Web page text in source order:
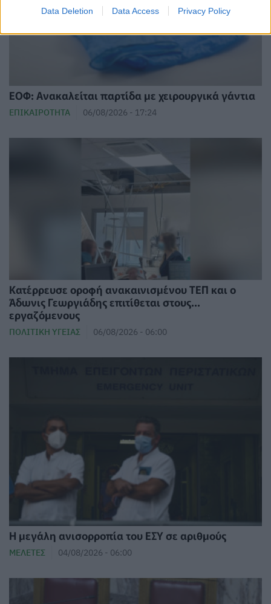
Data Deletion Data Access Privacy Policy
ΕΟΦ: Ανακαλείται παρτίδα με χειρουργικά γάντια
ΕΠΙΚΑΙΡΌΤΗΤΑ 06/08/2026 - 17:24
Κατέρρευσε οροφή ανακαινισμένου ΤΕΠ και ο
Άδωνις Γεωργιάδης επιτίθεται στους...
εργαζόμενους
ΠΟΛΙΤΙΚΉ ΥΓΕΊΑΣ 06/08/2026 - 06:00
Η μεγάλη ανισορροπία του ΕΣΥ σε αριθμούς
ΜΕΛΈΤΕΣ 04/08/2026 - 06:00